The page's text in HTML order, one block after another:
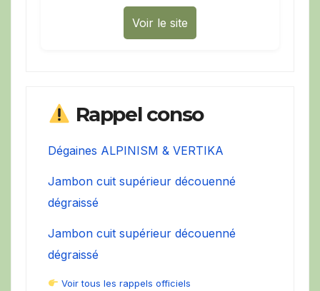
Voir le site
Rappel conso
Dégaines ALPINISM & VERTIKA
Jambon cuit supérieur découenné
dégraissé
Jambon cuit supérieur découenné
dégraissé
Voir tous les rappels officiels